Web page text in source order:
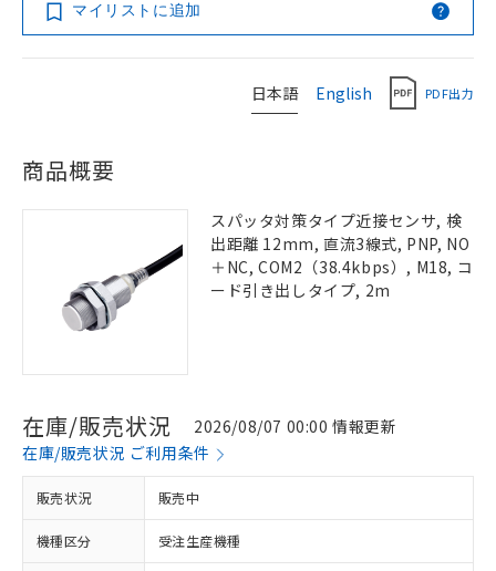
マイリストに追加
日本語 English PDF出力
商品概要
スパッタ対策タイプ近接センサ, 検
出距離 12mm, 直流3線式, PNP, NO
＋NC, COM2（38.4kbps）, M18, コ
ード引き出しタイプ, 2m
在庫/販売状況
2026/08/07 00:00 情報更新
在庫/販売状況 ご利用条件
販売状況 販売中
機種区分 受注生産機種